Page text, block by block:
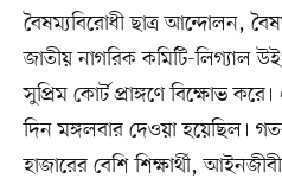
বৈষম্যবিরোধী ছাত্র আন্দোলন,
জাতীয় নাগরিক কমিটি-লিগ্যাল
সুপ্রিম কোর্ট প্রাঙ্গণে বিক্ষোভ
দিন মঙ্গলবার দেওয়া হয়েছিল।
হাজারের বেশি শিক্ষার্থী,